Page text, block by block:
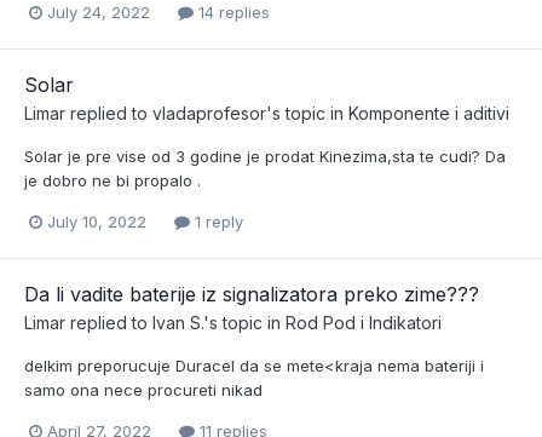
July 24, 2022 14 replies
Solar
Limar replied to vladaprofesor's topic in Komponente i aditivi
Solar je pre vise od 3 godine je prodat Kinezima,sta te cudi? Da
je dobro ne bi propalo .
July 10, 2022 1 reply
Da li vadite baterije iz signalizatora preko zime???
Limar replied to Ivan S.'s topic in Rod Pod i Indikatori
delkim preporucuje Duracel da se mete<kraja nema bateriji i
samo ona nece procureti nikad
April 27, 2022 11 replies